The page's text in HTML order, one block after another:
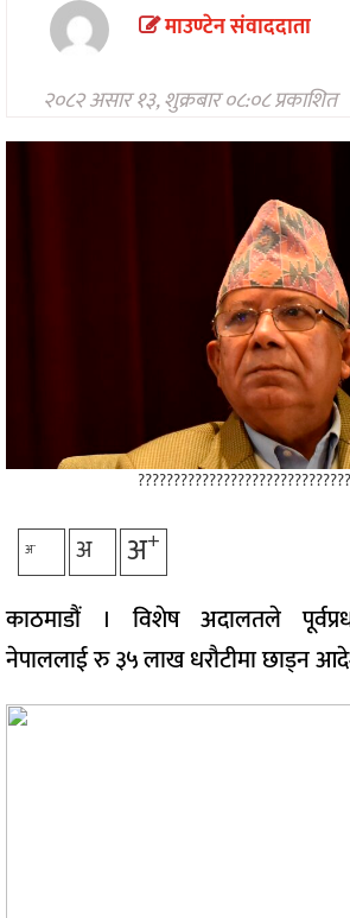
मनोरन्जन
अन्तरवार्ता/
विचार
खेलकुद
माउण्टेन संवाददाता
२०८२ असार १३, शुक्रबार ०८:०८ प्रकाशित
अ- अ अ+
काठमाडौं । विशेष अदालतले
नेपाललाई रु ३५ लाख धरौटीमा छाड्न